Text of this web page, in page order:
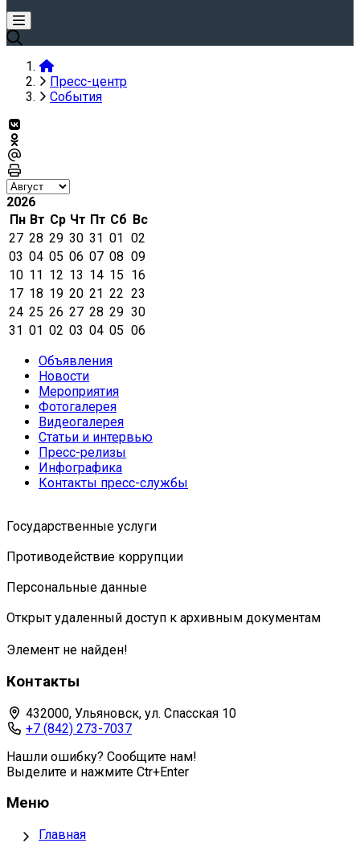
Пресс-центр
События
2026
Пн Вт Ср Чт Пт Сб Вс
27 28 29 30 31 01 02
03 04 05 06 07 08 09
10 11 12 13 14 15 16
17 18 19 20 21 22 23
24 25 26 27 28 29 30
31 01 02 03 04 05 06
Объявления
Новости
Мероприятия
Фотогалерея
Видеогалерея
Статьи и интервью
Пресс-релизы
Инфографика
Контакты пресс-службы
Государственные услуги
Противодействие коррупции
Персональные данные
Открыт удаленный доступ к архивным документам
Элемент не найден!
Контакты
432000, Ульяновск, ул. Спасская 10
+7 (842) 273-7037
Нашли ошибку? Сообщите нам!
Выделите и нажмите Ctr+Enter
Меню
Главная